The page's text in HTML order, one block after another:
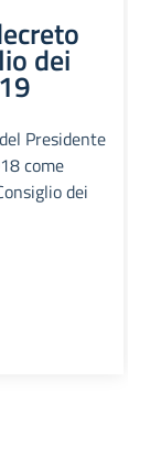
dei
Presidente
come
dei